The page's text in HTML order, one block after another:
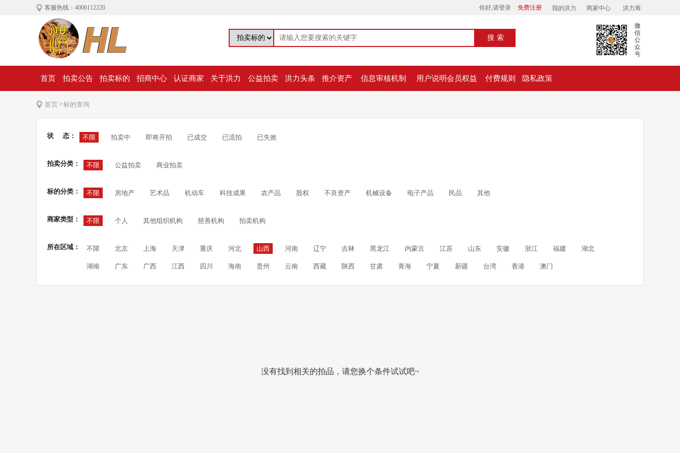
客服热线：4006112220 你好,请登录 免费注册 我的洪力 商家中心 洪力筹
搜索
微
信
公
众
号
首页 拍卖公告 拍卖标的 招商中心 认证商家 关于洪力 公益拍卖 洪力头条 推介资产 信息审核机制 用户说明会员权益 付费规则 隐私政策
首页>标的查询
状 态： 不限 拍卖中 即将开拍 已成交 已流拍 已失效
拍卖分类： 不限 公益拍卖 商业拍卖
标的分类： 不限 房地产 艺术品 机动车 科技成果 农产品 股权 不良资产 机械设备 电子产品 民品 其他
商家类型： 不限 个人 其他组织机构 慈善机构 拍卖机构
所在区域： 不限 北京 上海 天津 重庆 河北 山西 河南 辽宁 吉林 黑龙江 内蒙古 江苏 山东 安徽 浙江 福建 湖北
湖南 广东 广西 江西 四川 海南 贵州 云南 西藏 陕西 甘肃 青海 宁夏 新疆 台湾 香港 澳门
没有找到相关的拍品，请您换个条件试试吧~